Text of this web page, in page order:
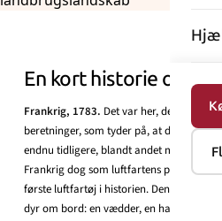
En kort historie om
Frankrig, 1783. Det var her, det hele
beretninger, som tyder på, at de første
endnu tidligere, blandt andet med
Frankrig dog som luftfartens pioner, og
første luftfartøj i historien. Den første
dyr om bord: en vædder, en hane og en